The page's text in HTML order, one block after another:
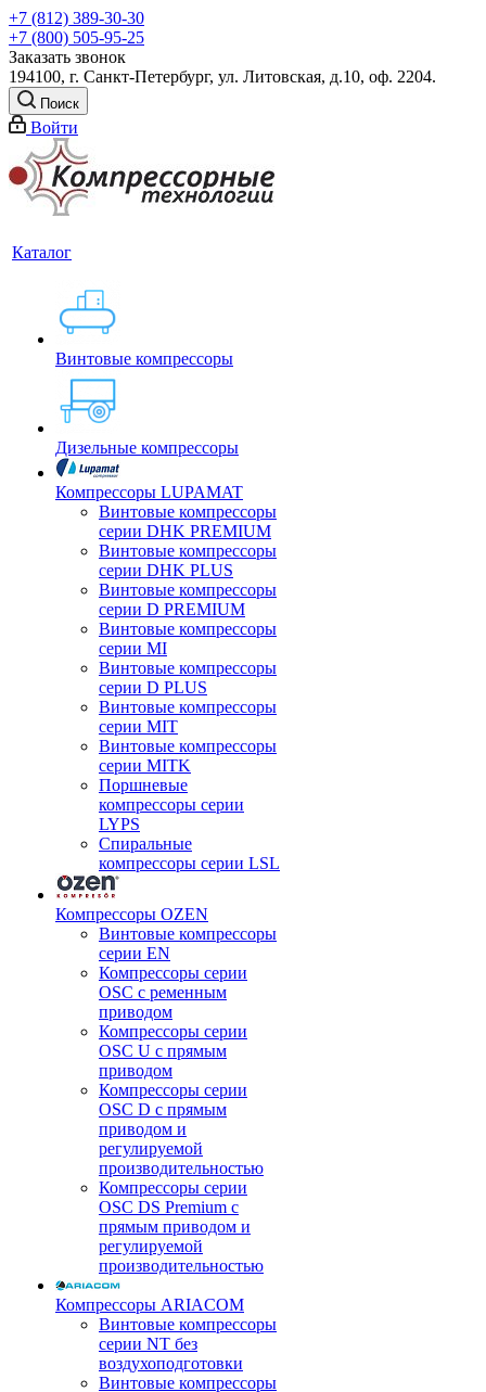
+7 (812) 389-30-30
+7 (800) 505-95-25
Заказать звонок
194100, г. Санкт-Петербург, ул. Литовская, д.10, оф. 2204.
Поиск
Войти
Каталог
Винтовые компрессоры
Дизельные компрессоры
Компрессоры LUPAMAT
Винтовые компрессоры
серии DHK PREMIUM
Винтовые компрессоры
серии DHK PLUS
Винтовые компрессоры
серии D PREMIUM
Винтовые компрессоры
серии MI
Винтовые компрессоры
серии D PLUS
Винтовые компрессоры
серии MIT
Винтовые компрессоры
серии MITK
Поршневые
компрессоры серии
LYPS
Спиральные
компрессоры серии LSL
Компрессоры OZEN
Винтовые компрессоры
серии EN
Компрессоры серии
OSC с ременным
приводом
Компрессоры серии
OSC U с прямым
приводом
Компрессоры серии
OSC D с прямым
приводом и
регулируемой
производительностью
Компрессоры серии
OSC DS Premium с
прямым приводом и
регулируемой
производительностью
Компрессоры ARIACOM
Винтовые компрессоры
серии NT без
воздухоподготовки
Винтовые компрессоры